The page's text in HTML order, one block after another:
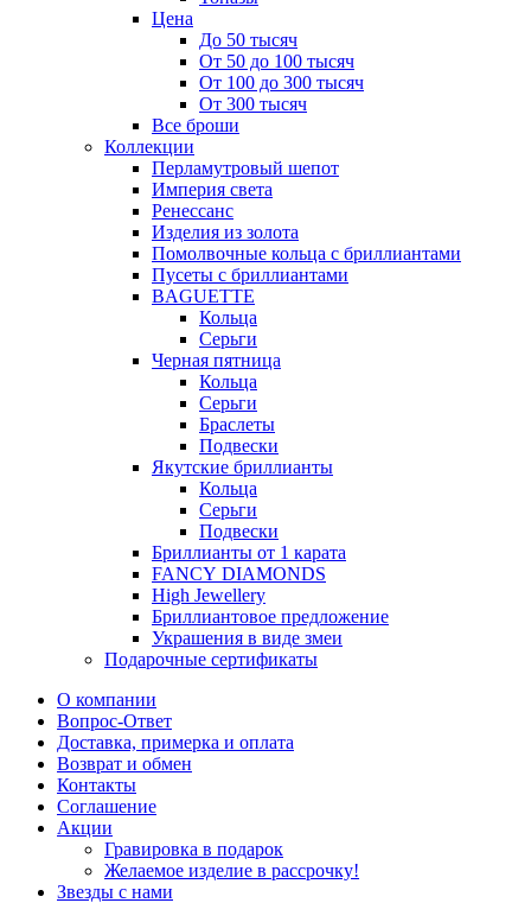
Цена
До 50 тысяч
От 50 до 100 тысяч
От 100 до 300 тысяч
От 300 тысяч
Все броши
Коллекции
Перламутровый шепот
Империя света
Ренессанс
Изделия из золота
Помолвочные кольца с бриллиантами
Пусеты с бриллиантами
BAGUETTE
Кольца
Серьги
Черная пятница
Кольца
Серьги
Браслеты
Подвески
Якутские бриллианты
Кольца
Серьги
Подвески
Бриллианты от 1 карата
FANCY DIAMONDS
High Jewellery
Бриллиантовое предложение
Украшения в виде змеи
Подарочные сертификаты
О компании
Вопрос-Ответ
Доставка, примерка и оплата
Возврат и обмен
Контакты
Соглашение
Акции
Гравировка в подарок
Желаемое изделие в рассрочку!
Звезды с нами